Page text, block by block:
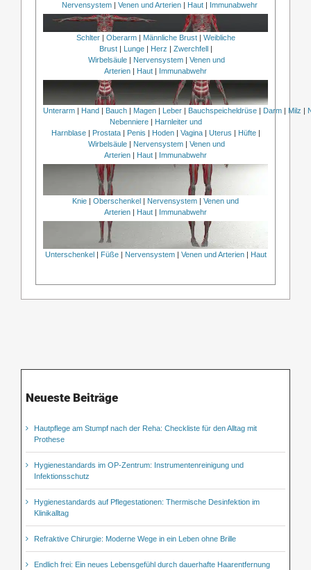
Nervensystem Venen und Arterien Haut Immunabwehr
Schlter| Oberarm| Männliche Brust| Weibliche
Brust| Lunge| Herz | Zwerchfell|
Wirbelsäule | Nervensystem | Venen und
Arterien | Haut | Immunabwehr
Unterarm | Hand | Bauch | Magen | Leber | Bauchspeicheldrüse | Darm | Milz |
Nebenniere| Harnleiter und
Harnblase| Prostata| Penis | Hoden| Vagina| Uterus | Hüfte|
Wirbelsäule | Nervensystem | Venen und
Arterien | Haut | Immunabwehr
Knie | Oberschenkel | Nervensystem | Venen und
Arterien | Haut | Immunabwehr
Unterschenkel| Füße| Nervensystem| Venen und Arterien| Haut
Neueste Beiträge
Hautpflege am Stumpf nach der Reha: Checkliste für den Alltag mit
Prothese
Hygienestandards im OP-Zentrum: Instrumentenreinigung und
Infektionsschutz
Hygienestandards auf Pflegestationen: Thermische Desinfektion im
Klinikalltag
Refraktive Chirurgie: Moderne Wege in ein Leben ohne Brille
Endlich frei: Ein neues Lebensgefühl durch dauerhafte Haarentfernung